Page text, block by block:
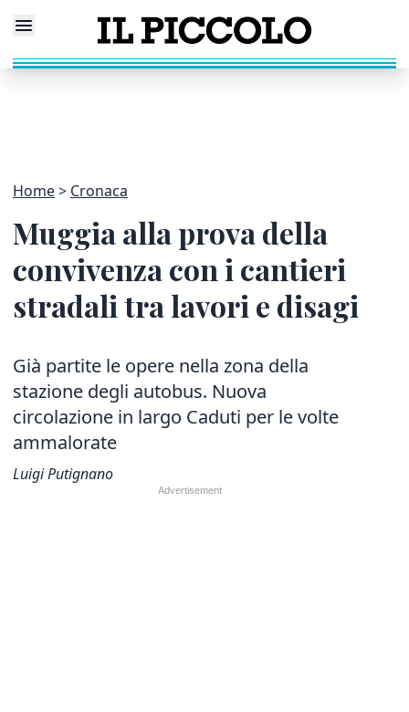
Home Cronaca
Muggia alla prova della
convivenza con i cantieri
stradali tra lavori e disagi
Già partite le opere nella zona della
stazione degli autobus. Nuova
circolazione in largo Caduti per le volte
ammalorate
Luigi Putignano